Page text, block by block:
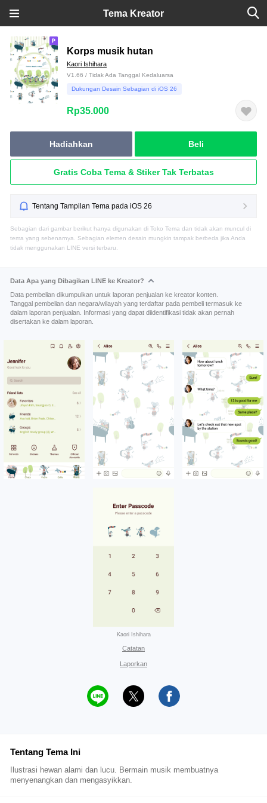
Tema Kreator
Korps musik hutan
Kaori Ishihara
V1.66 / Tidak Ada Tanggal Kedaluarsa
Dukungan Desain Sebagian di iOS 26
Rp35.000
Hadiahkan Beli
Gratis Coba Tema & Stiker Tak Terbatas
Tentang Tampilan Tema pada iOS 26
Sebagian dari gambar berikut hanya digunakan di Toko Tema dan tidak akan muncul di
tema yang sebenarnya. Sebagian elemen desain mungkin tampak berbeda jika Anda
tidak menggunakan LINE versi terbaru.
Data Apa yang Dibagikan LINE ke Kreator?
Data pembelian dikumpulkan untuk laporan penjualan ke kreator konten.
Tanggal pembelian dan negara/wilayah yang terdaftar pada pembeli termasuk ke
dalam laporan penjualan. Informasi yang dapat diidentifikasi tidak akan pernah
disertakan ke dalam laporan.
Kaori Ishihara
Catatan
Laporkan
Tentang Tema Ini
Ilustrasi hewan alami dan lucu. Bermain musik membuatnya
menyenangkan dan mengasyikkan.